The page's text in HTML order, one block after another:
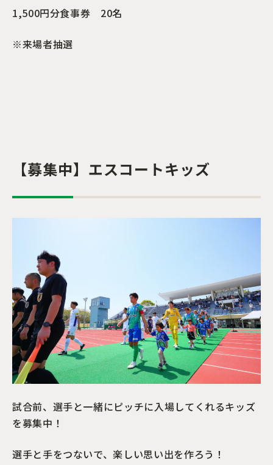
1,500円分食事券 20名
※来場者抽選
【募集中】エスコートキッズ
試合前、選手と一緒にピッチに入場してくれるキッズ
を募集中！
選手と手をつないで、楽しい思い出を作ろう！